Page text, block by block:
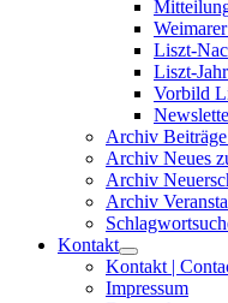
Liszt-
Liszt-
Vorbild
Archiv
Archiv Neues
Archiv
Archiv
Kontakt
Kontakt |
Impressum